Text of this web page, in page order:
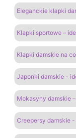
Eleganckie klapki
Klapki sportowe –
Klapki damskie na
Japonki damskie -
Mokasyny damskie
Creepersy damskie